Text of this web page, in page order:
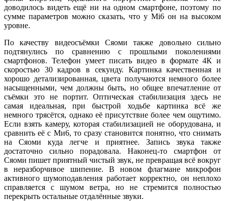
доводилось видеть ещё ни на одном смартфоне, поэтому по
сумме параметров можно сказать, что у Mi6 он на высоком
уровне.
По качеству видеосъёмки Сяоми также довольно сильно
подтянулись по сравнению с прошлыми поколениями
смартфонов. Телефон умеет писать видео в формате 4К и
скоростью 30 кадров в секунду. Картинка качественная и
хорошо детализированная, цвета получаются немного более
насыщенными, чем должны быть, но общее впечатление от
съёмки это не портит. Оптическая стабилизация здесь не
самая идеальная, при быстрой ходьбе картинка всё же
немного трясётся, однако её присутствие более чем ощутимо.
Если взять камеру, которая стабилизацией не оборудована, и
сравнить её с Ми6, то сразу становится понятно, что снимать
на Сяоми куда легче и приятнее. Запись звука также
достаточно сильно порадовала. Наконец-то смартфон от
Сяоми пишет приятный чистый звук, не превращая всё вокруг
в неразборчивое шипение. В новом флагмане микрофон
активного шумоподавления работает корректно, он неплохо
справляется с шумом ветра, но не стремится полностью
перекрыть остальные отдалённые звуки.